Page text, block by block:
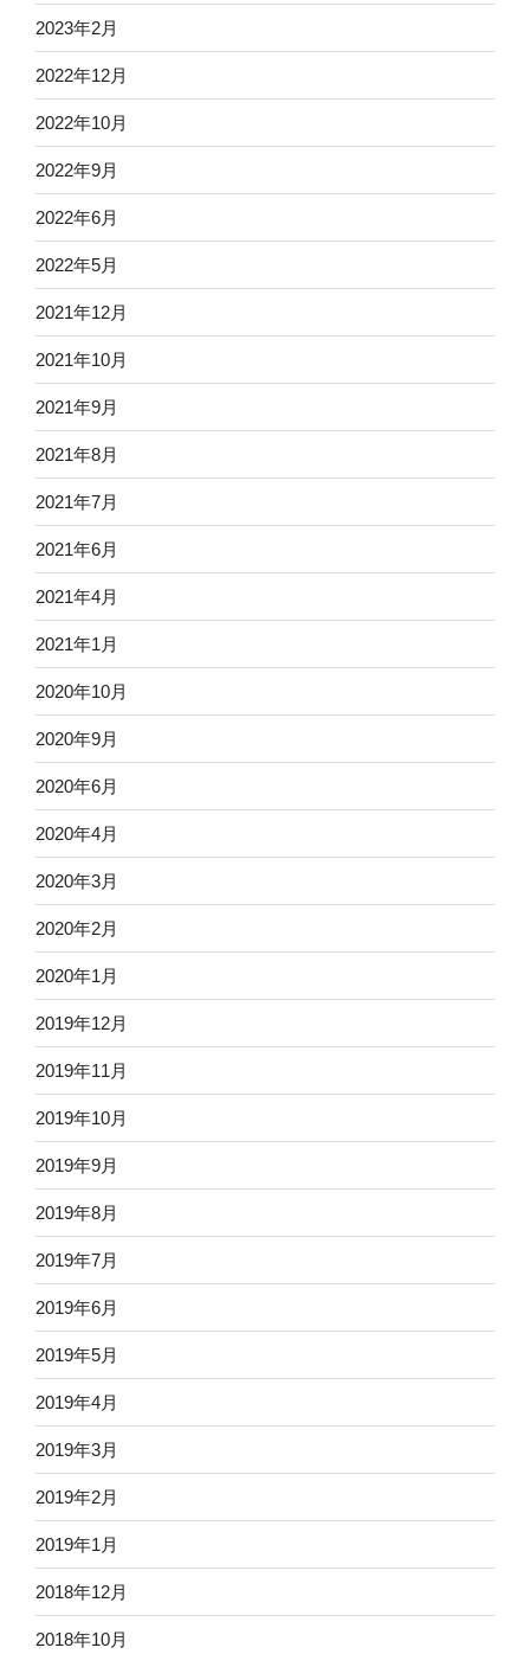
2023年2月
2022年12月
2022年10月
2022年9月
2022年6月
2022年5月
2021年12月
2021年10月
2021年9月
2021年8月
2021年7月
2021年6月
2021年4月
2021年1月
2020年10月
2020年9月
2020年6月
2020年4月
2020年3月
2020年2月
2020年1月
2019年12月
2019年11月
2019年10月
2019年9月
2019年8月
2019年7月
2019年6月
2019年5月
2019年4月
2019年3月
2019年2月
2019年1月
2018年12月
2018年10月